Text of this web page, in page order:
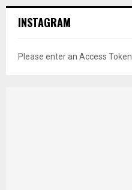
INSTAGRAM
Please enter an Access Token